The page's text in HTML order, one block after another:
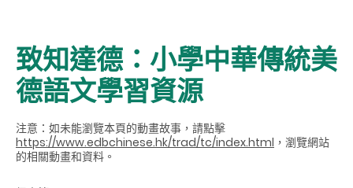
致知達德：小學中華傳統美
德語文學習資源
注意：如未能瀏覽本頁的動畫故事，請點擊
https://www.edbchinese.hk/trad/tc/index.html ，瀏覽網站
的相關動畫和資料。